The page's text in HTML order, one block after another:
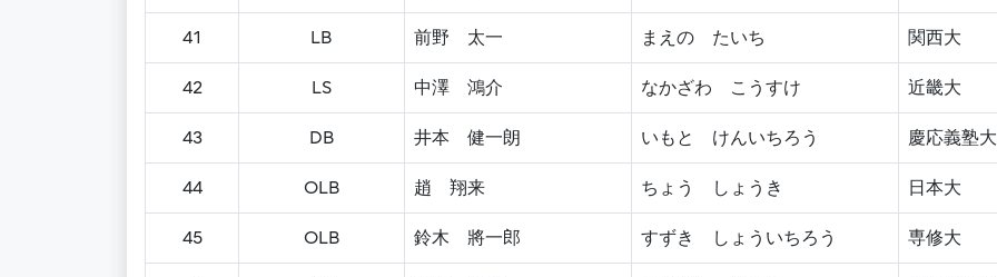
41 LB 前野 太一 まえの たいち 関西大
42 LS 中澤 鴻介 なかざわ こうすけ 近畿大
43 DB 井本 健一朗 いもと けんいちろう 慶応義塾大
44 OLB 趙 翔来 ちょう しょうき 日本大
45 OLB 鈴木 將一郎 すずき しょういちろう 専修大